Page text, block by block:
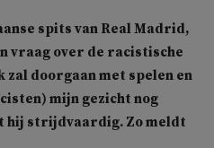
spits van Real Madrid,
vraag over de racistische
zal doorgaan met spelen en
mijn gezicht nog
hij strijdvaardig. Zo meldt